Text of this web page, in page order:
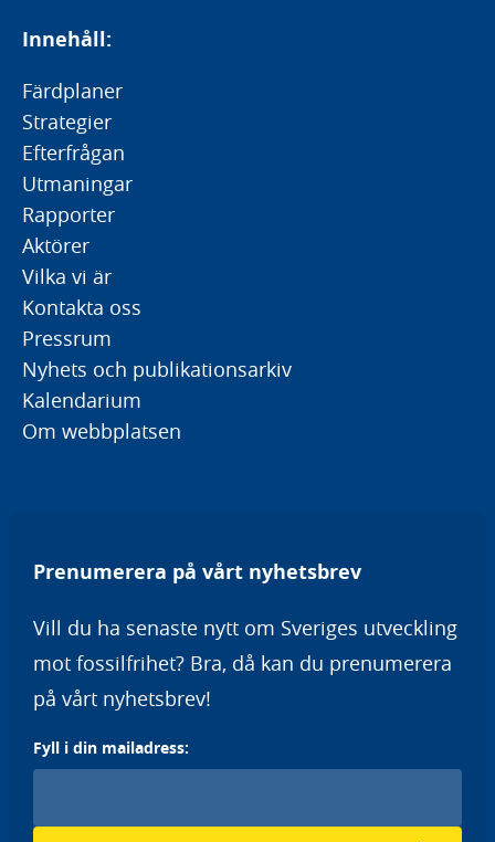
Innehåll:
Färdplaner
Strategier
Efterfrågan
Utmaningar
Rapporter
Aktörer
Vilka vi är
Kontakta oss
Pressrum
Nyhets och publikationsarkiv
Kalendarium
Om webbplatsen
Prenumerera på vårt nyhetsbrev
Vill du ha senaste nytt om Sveriges utveckling
mot fossilfrihet? Bra, då kan du prenumerera
på vårt nyhetsbrev!
Fyll i din mailadress: